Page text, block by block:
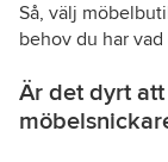
Så, välj
behov du har
Är det dyrt